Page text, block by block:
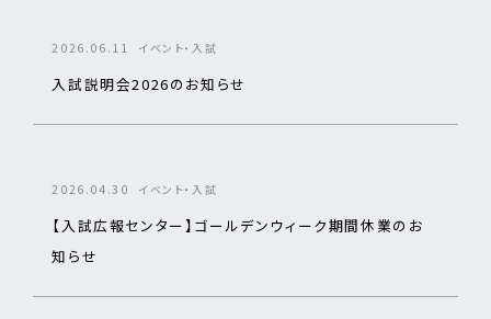
2026.06.11 イベント・入試
入試説明会2026のお知らせ
2026.04.30 イベント・入試
【入試広報センター】ゴールデンウィーク期間休業のお
知らせ